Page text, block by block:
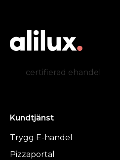
certifierad ehandel
Kundtjänst
Trygg E-handel
Pizzaportal